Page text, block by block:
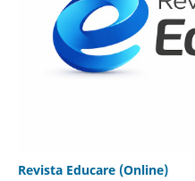
Revista Educare (Online)